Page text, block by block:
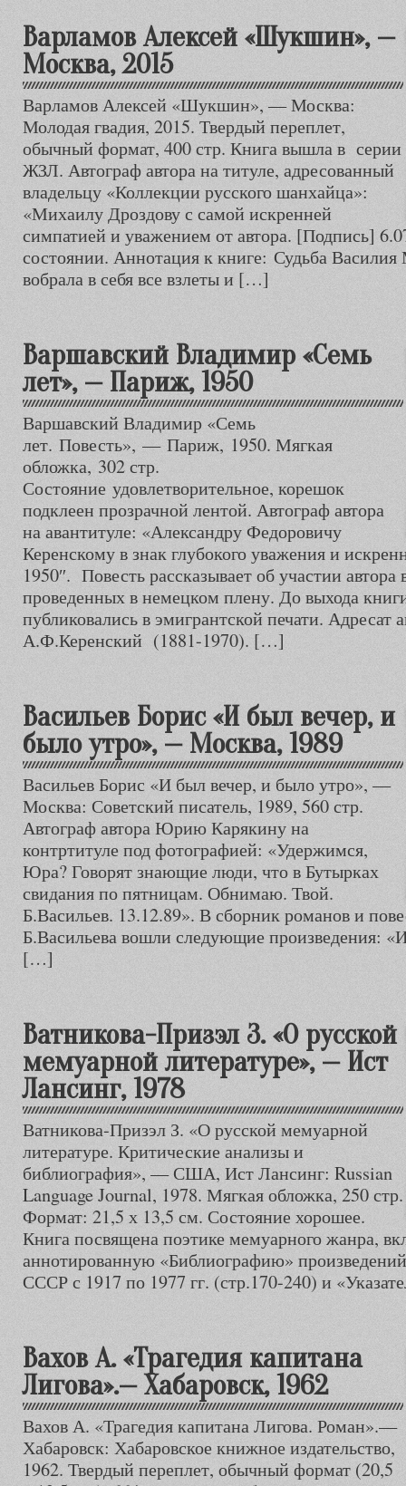
Варламов Алексей «Шукшин», —
Москва, 2015
Варламов Алексей «Шукшин», — Москва:
Молодая гвадия, 2015. Твердый переплет,
обычный формат, 400 стр. Книга вышла в серии
ЖЗЛ. Автограф автора на титуле, адресованный
владельцу «Коллекции русского шанхайца»:
«Михаилу Дроздову с самой искренней
симпатией и уважением от автора. [Подпись]
состоянии. Аннотация к книге: Судьба
вобрала в себя все взлеты и […]
Варшавский Владимир «Семь
лет», — Париж, 1950
Варшавский Владимир «Семь
лет. Повесть», — Париж, 1950. Мягкая
обложка, 302 стр.
Состояние удовлетворительное, корешок
подклеен прозрачной лентой. Автограф автора
на авантитуле: «Александру Федоровичу
Керенскому в знак глубокого уважения и
1950″. Повесть рассказывает об участии автора
проведенных в немецком плену. До выхода
публиковались в эмигрантской печати. Адресат
А.Ф.Керенский (1881-1970). […]
Васильев Борис «И был вечер, и
было утро», — Москва, 1989
Васильев Борис «И был вечер, и было утро», —
Москва: Советский писатель, 1989, 560 стр.
Автограф автора Юрию Карякину на
контртитуле под фотографией: «Удержимся,
Юра? Говорят знающие люди, что в Бутырках
свидания по пятницам. Обнимаю. Твой.
Б.Васильев. 13.12.89». В сборник романов и
Б.Васильева вошли следующие произведения:
[…]
Ватникова-Призэл З. «О русской
мемуарной литературе», — Ист
Лансинг, 1978
Ватникова-Призэл З. «О русской мемуарной
литературе. Критические анализы и
библиография», — США, Ист Лансинг: Russian
Language Journal, 1978. Мягкая обложка, 250 стр.
Формат: 21,5 х 13,5 см. Состояние хорошее.
Книга посвящена поэтике мемуарного жанра,
аннотированную «Библиографию»
СССР с 1917 по 1977 гг. (стр.170-240) и
Вахов А. «Трагедия капитана
Лигова».— Хабаровск, 1962
Вахов А. «Трагедия капитана Лигова. Роман».—
Хабаровск: Хабаровское книжное издательство,
1962. Твердый переплет, обычный формат (20,5